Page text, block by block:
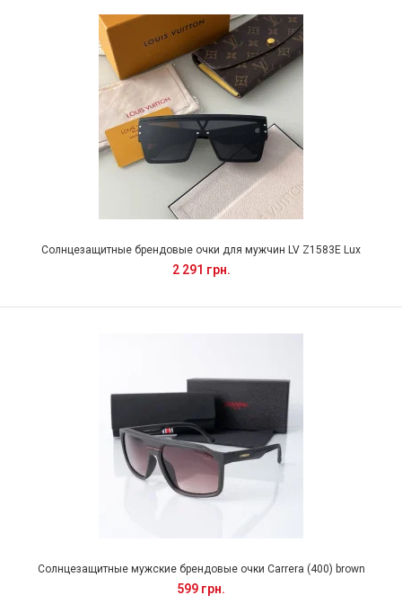
Солнцезащитные брендовые очки для мужчин LV Z1583E Lux
2 291 грн.
Солнцезащитные мужские брендовые очки Carrera (400) brown
599 грн.